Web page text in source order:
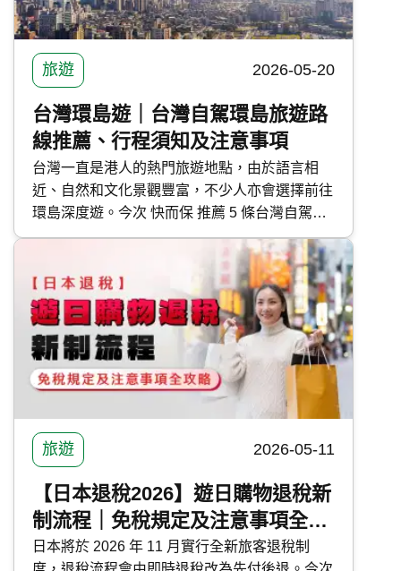
旅遊 2026-05-20
台灣環島遊｜台灣自駕環島旅遊路
線推薦、行程須知及注意事項
台灣一直是港人的熱門旅遊地點，由於語言相
近、自然和文化景觀豐富，不少人亦會選擇前往
環島深度遊。今次 快而保 推薦 5 條台灣自駕環
島路線，涵蓋長途、短途及快閃旅遊，幫助大家
旅遊 2026-05-11
【日本退稅2026】遊日購物退稅新
制流程｜免稅規定及注意事項全攻
略
日本將於 2026 年 11 月實行全新旅客退稅制